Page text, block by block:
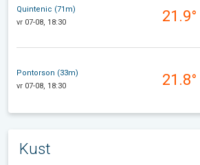
Quintenic (71m)
vr 07-08, 18:30
21.9°
Pontorson (33m)
vr 07-08, 18:30
21.8°
Kust